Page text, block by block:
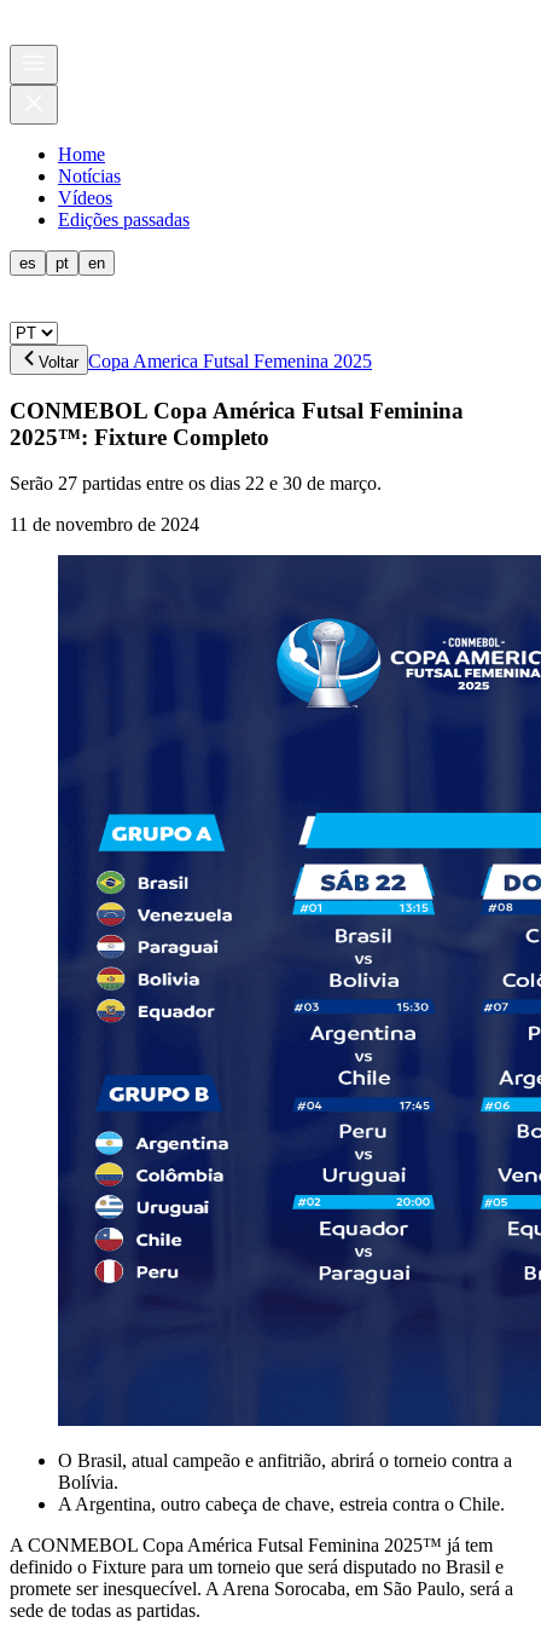
Home
Notícias
Vídeos
Edições passadas
es pt en
Voltar Copa America Futsal Femenina 2025
CONMEBOL Copa América Futsal Feminina
2025™: Fixture Completo
Serão 27 partidas entre os dias 22 e 30 de março.
11 de novembro de 2024
O Brasil, atual campeão e anfitrião, abrirá o torneio contra a
Bolívia.
A Argentina, outro cabeça de chave, estreia contra o Chile.
A CONMEBOL Copa América Futsal Feminina 2025™ já tem
definido o Fixture para um torneio que será disputado no Brasil e
promete ser inesquecível. A Arena Sorocaba, em São Paulo, será a
sede de todas as partidas.